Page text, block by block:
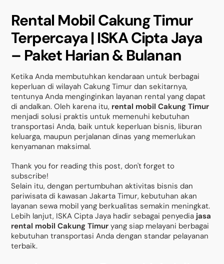
Rental Mobil Cakung Timur
Terpercaya | ISKA Cipta Jaya
– Paket Harian & Bulanan
Ketika Anda membutuhkan kendaraan untuk berbagai
keperluan di wilayah Cakung Timur dan sekitarnya,
tentunya Anda menginginkan layanan rental yang dapat
di andalkan. Oleh karena itu, rental mobil Cakung Timur
menjadi solusi praktis untuk memenuhi kebutuhan
transportasi Anda, baik untuk keperluan bisnis, liburan
keluarga, maupun perjalanan dinas yang memerlukan
kenyamanan maksimal.
Thank you for reading this post, don't forget to
subscribe!
Selain itu, dengan pertumbuhan aktivitas bisnis dan
pariwisata di kawasan Jakarta Timur, kebutuhan akan
layanan sewa mobil yang berkualitas semakin meningkat.
Lebih lanjut, ISKA Cipta Jaya hadir sebagai penyedia jasa
rental mobil Cakung Timur yang siap melayani berbagai
kebutuhan transportasi Anda dengan standar pelayanan
terbaik.